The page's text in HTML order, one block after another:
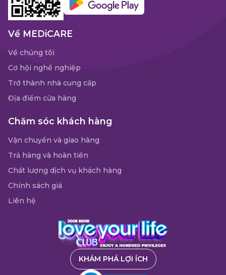
Về MEDiCARE
Về chúng tôi
Cơ hội nghề nghiệp
Trở thành nhà cung cấp
Địa điểm cửa hàng
Chăm sóc khách hàng
Vận chuyển và giao hàng
Trả hàng và hoàn tiền
Chất lượng dịch vụ khách hàng
Chính sách giá
Liên hệ
KHÁM PHÁ LỢI ÍCH